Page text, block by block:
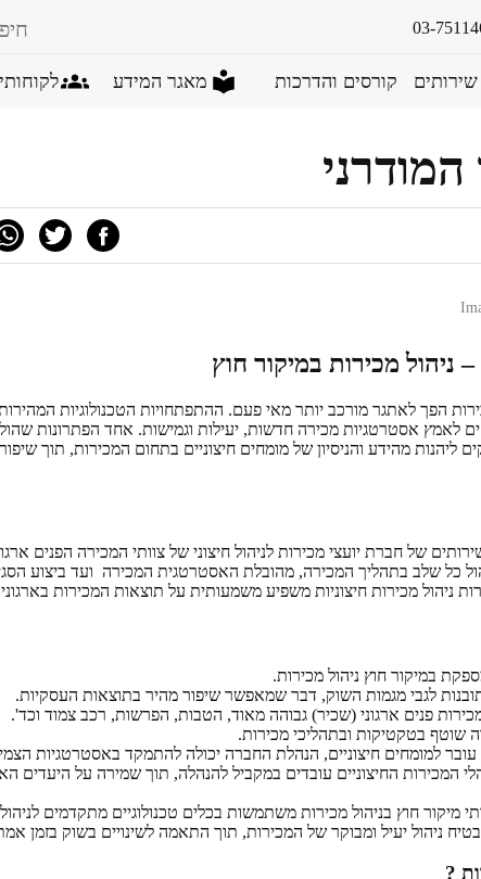
03-
שירותים קורסים והדרכות מאגר המידע
ניהול מכירות במיקור חוץ
הפך לאתגר מורכב יותר מאי פעם. ההתפתחויות הטכנולוגיות
לאמץ אסטרטגיות מכירה חדשות, יעילות וגמישות. אחד הפתרונות
מהידע והניסיון של מומחים חיצוניים בתחום המכירות, תוך
של חברת יועצי מכירות לניהול חיצוני של צוותי המכירה הפנים
כל שלב בתהליך המכירה, מהובלת האסטרטגית המכירה ועד ביצוע
מכירות חיצוניות משפיע משמעותית על תוצאות המכירות
במיקור חוץ ניהול מכירות.
לגבי מגמות השוק, דבר שמאפשר שיפור מהיר בתוצאות העסקיות.
מכירות פנים ארגוני (שכיר) גבוהה מאוד, הטבות, הפרשות, רכב צמוד וכד'.
שוטף בטקטיקות ובתהליכי מכירות.
למומחים חיצוניים, הנהלת החברה יכולה להתמקד באסטרטגיות
המכירות החיצוניים עובדים במקביל להנהלה, תוך שמירה על היעדים
חוץ בניהול מכירות משתמשות בכלים טכנולוגיים מתקדמים לניהול
ניהול יעיל ומבוקר של המכירות, תוך התאמה לשינויים בשוק בזמן
?